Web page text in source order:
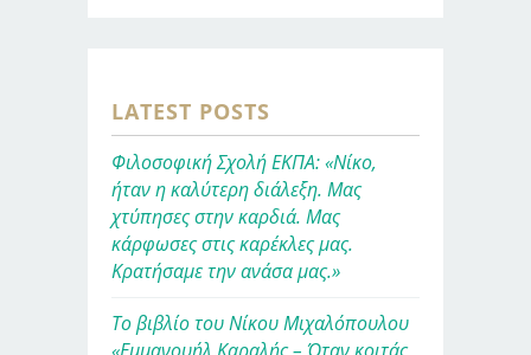
LATEST POSTS
Φιλοσοφική Σχολή ΕΚΠΑ: «Νίκο,
ήταν η καλύτερη διάλεξη. Μας
χτύπησες στην καρδιά. Μας
κάρφωσες στις καρέκλες μας.
Κρατήσαμε την ανάσα μας.»
Το βιβλίο του Νίκου Μιχαλόπουλου